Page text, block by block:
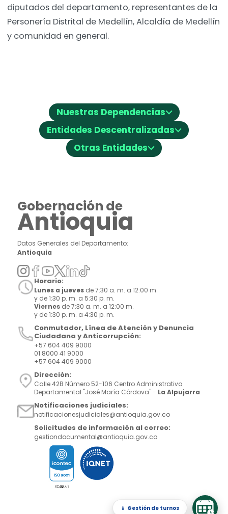
diputados del departamento, representantes de la
Personería Distrital de Medellín, Alcaldía de Medellín
y comunidad en general.
📱 Gestión de turnos
Nuestras Dependencias⌵
Entidades Descentralizadas⌵
Otras Entidades⌵
Gobernación de
Antioquia
Datos Generales del Departamento:
Antioquia
Horario:
Lunes a jueves de 7:30 a. m. a 12:00 m.
y de 1:30 p. m. a 5:30 p. m.
Viernes de 7:30 a. m. a 12:00 m.
y de 1:30 p. m. a 4:30 p. m.
Conmutador, Línea de Atención y Denuncia
Ciudadana y Anticorrupción:
+57 604 409 9000
01 8000 41 9000
+57 604 409 9000
Dirección:
Calle 42B Número 52-106 Centro Administrativo
Departamental "José María Córdova" - La Alpujarra
Notificaciones judiciales:
notificacionesjudiciales@antioquia.gov.co
Solicitudes de información al correo:
gestiondocumental@antioquia.gov.co